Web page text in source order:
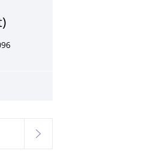
Projektarbeit)
Many-Core Architectures
weiter